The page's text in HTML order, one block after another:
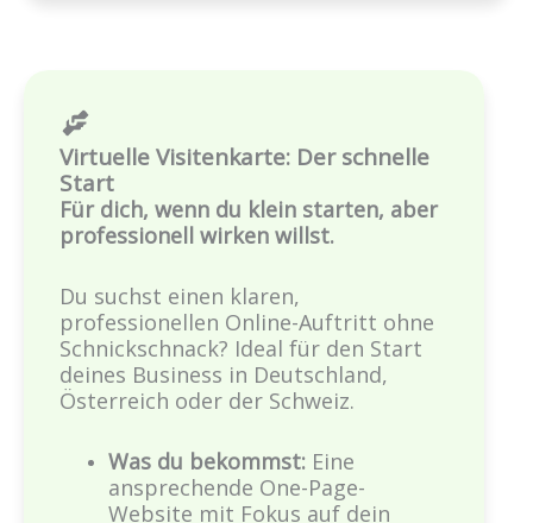
Virtuelle Visitenkarte: Der schnelle
Start
Für dich, wenn du klein starten, aber
professionell wirken willst.
Du suchst einen klaren,
professionellen Online-Auftritt ohne
Schnickschnack? Ideal für den Start
deines Business in Deutschland,
Österreich oder der Schweiz.
Was du bekommst: Eine
ansprechende One-Page-
Website mit Fokus auf dein